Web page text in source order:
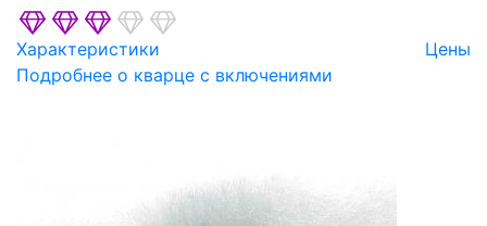
Характеристики
Цены
Подробнее о кварце с включениями